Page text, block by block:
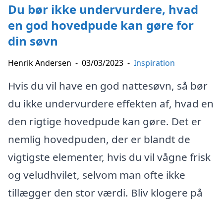
Du bør ikke undervurdere, hvad
en god hovedpude kan gøre for
din søvn
Henrik Andersen - 03/03/2023 - Inspiration
Hvis du vil have en god nattesøvn, så bør
du ikke undervurdere effekten af, hvad en
den rigtige hovedpude kan gøre. Det er
nemlig hovedpuden, der er blandt de
vigtigste elementer, hvis du vil vågne frisk
og veludhvilet, selvom man ofte ikke
tillægger den stor værdi. Bliv klogere på